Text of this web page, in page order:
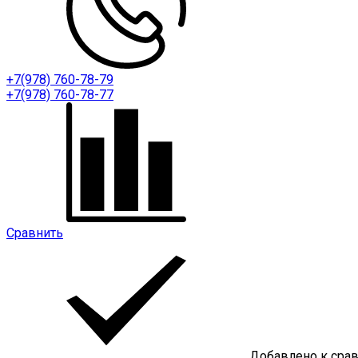
+7(978) 760-78-79
+7(978) 760-78-77
Сравнить